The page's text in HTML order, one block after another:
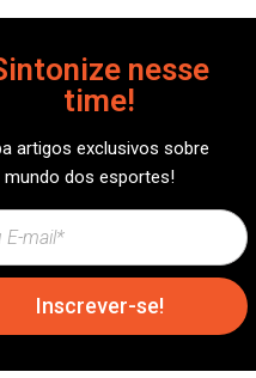
nesse
time!
artigos exclusivos sobre
mundo dos esportes!
Inscrever-se!